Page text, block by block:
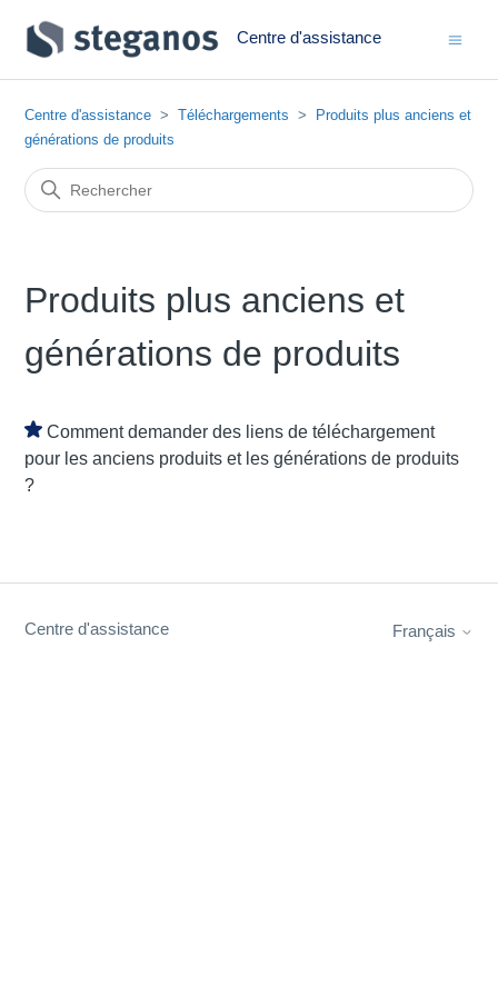
Centre d'assistance
Centre d'assistance Téléchargements
Produits plus anciens et
générations de produits
Produits plus anciens et
générations de produits
Comment demander des liens de téléchargement
pour les anciens produits et les générations de produits
?
Centre d'assistance Français